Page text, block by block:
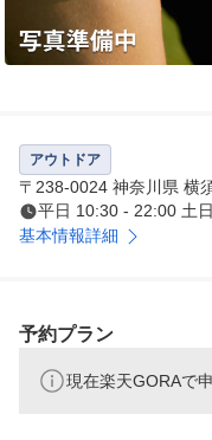
アウトドア
〒238-0024 神奈川県 横
平日 10:30 - 22:00 土
基本情報詳細
予約プラン
現在楽天GORAで